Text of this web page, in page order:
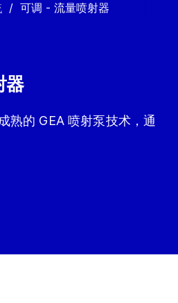
/ 可调 - 流量喷射器
器
熟的 GEA 喷射泵技术，通